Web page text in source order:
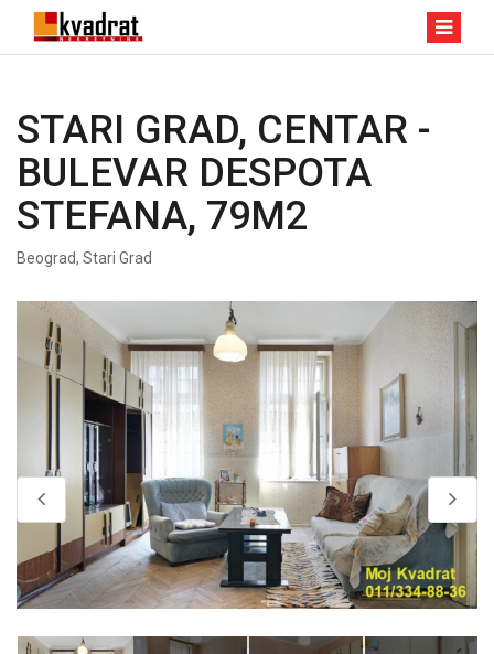
STARI GRAD, CENTAR -
BULEVAR DESPOTA
STEFANA, 79M2
Beograd, Stari Grad